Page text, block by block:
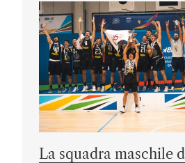
La squadra maschile